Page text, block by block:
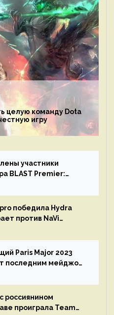
целую команду Dota
игру
участники
BLAST Premier:
победила Hydra
против NaVi
Paris Major 2023
последним мейджор-
россиянином
проиграла Team